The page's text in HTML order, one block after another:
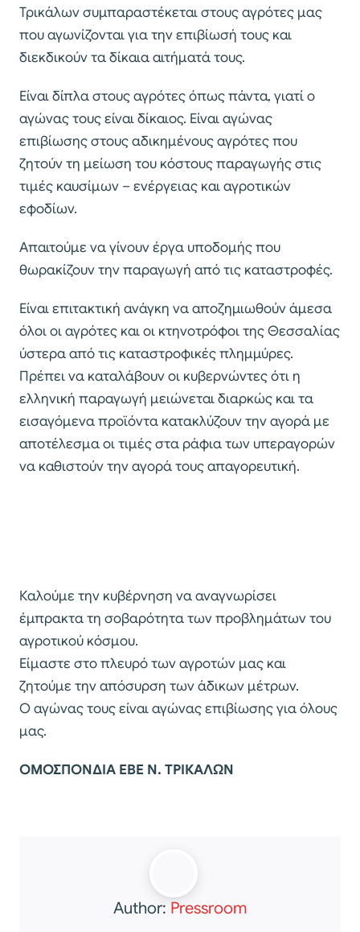
Τρικάλων συμπαραστέκεται στους αγρότες μας
που αγωνίζονται για την επιβίωσή τους και
διεκδικούν τα δίκαια αιτήματά τους.
Είναι δίπλα στους αγρότες όπως πάντα, γιατί ο
αγώνας τους είναι δίκαιος. Είναι αγώνας
επιβίωσης στους αδικημένους αγρότες που
ζητούν τη μείωση του κόστους παραγωγής στις
τιμές καυσίμων – ενέργειας και αγροτικών
εφοδίων.
Απαιτούμε να γίνουν έργα υποδομής που
θωρακίζουν την παραγωγή από τις καταστροφές.
Είναι επιτακτική ανάγκη να αποζημιωθούν άμεσα
όλοι οι αγρότες και οι κτηνοτρόφοι της Θεσσαλίας
ύστερα από τις καταστροφικές πλημμύρες.
Πρέπει να καταλάβουν οι κυβερνώντες ότι η
ελληνική παραγωγή μειώνεται διαρκώς και τα
εισαγόμενα προϊόντα κατακλύζουν την αγορά με
αποτέλεσμα οι τιμές στα ράφια των υπεραγορών
να καθιστούν την αγορά τους απαγορευτική.
Καλούμε την κυβέρνηση να αναγνωρίσει
έμπρακτα τη σοβαρότητα των προβλημάτων του
αγροτικού κόσμου.
Είμαστε στο πλευρό των αγροτών μας και
ζητούμε την απόσυρση των άδικων μέτρων.
Ο αγώνας τους είναι αγώνας επιβίωσης για όλους
μας.
ΟΜΟΣΠΟΝΔΙΑ ΕΒΕ Ν. ΤΡΙΚΑΛΩΝ
Author: Pressroom